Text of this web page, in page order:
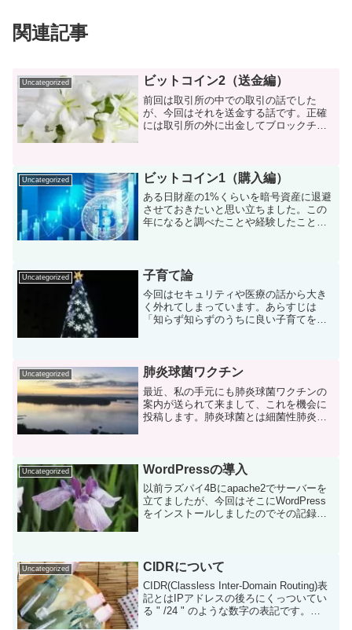
関連記事
Uncategorized ビットコイン2（送金編）
前回は取引所の中での取引の話でした
が、今回はそれを送金する話です。正確
には取引所の外に出金してブロックチェ
す。その台帳はブロッ...
Uncategorized ビットコイン1（購入編）
ある日財産の1%くらいを暗号資産に退避
させておきたいと思い立ちました。この
年になると調べたことや経験したことを
年、「サトシ ナカ...
Uncategorized 子育て論
今回はセキュリティや医療の話から大き
く外れてしまっています。あらすじは
「知らず知らずのうちに良い子育てをし
です。場面設定場面は2ヶ月程...
Uncategorized 肺炎球菌ワクチン
最近、私の手元にも肺炎球菌ワクチンの
案内が送られて来まして、これを機会に
投稿します。肺炎球菌とは細菌性肺炎の
菌は普段は口腔内に居て、...
Uncategorized WordPressの導入
以前ラズパイ4Bにapache2でサーバーを
立てましたが、今回はそこにWordPress
をインストールしましたのでその記録。
Uncategorized CIDRについて
CIDR(Classless Inter-Domain Routing)表
記とはIPアドレスの後ろにくっついてい
る " /24 " のような数字の表記です。